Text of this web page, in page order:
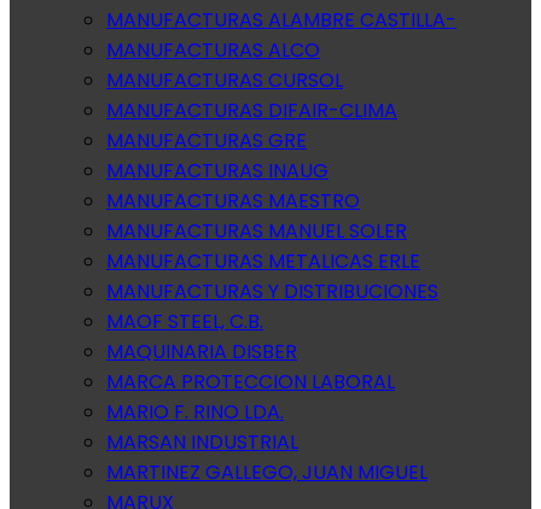
MANUFACTURAS ALAMBRE CASTILLA-
MANUFACTURAS ALCO
MANUFACTURAS CURSOL
MANUFACTURAS DIFAIR-CLIMA
MANUFACTURAS GRE
MANUFACTURAS INAUG
MANUFACTURAS MAESTRO
MANUFACTURAS MANUEL SOLER
MANUFACTURAS METALICAS ERLE
MANUFACTURAS Y DISTRIBUCIONES
MAOF STEEL, C.B.
MAQUINARIA DISBER
MARCA PROTECCION LABORAL
MARIO F. RINO LDA.
MARSAN INDUSTRIAL
MARTINEZ GALLEGO, JUAN MIGUEL
MARUX